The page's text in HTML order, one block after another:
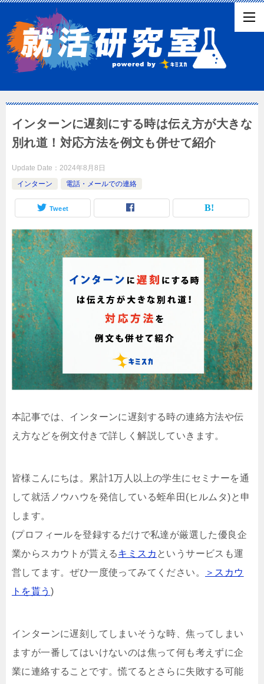
インターンに遅刻にする時は伝え方が大きな
別れ道！対応方法を例文も併せて紹介
Update Date： 2024年8月8日
インターン
電話・メールでの連絡
Tweet
本記事では、インターンに遅刻する時の連絡方法や伝
え方などを例文付きで詳しく解説していきます。
皆様こんにちは。累計1万人以上の学生にセミナーを通
して就活ノウハウを発信している蛭牟田(ヒルムタ)と申
します。
(プロフィールを登録するだけで私達が厳選した優良企
業からスカウトが貰えるキミスカ というサービスも運
営してます。ぜひ一度使ってみてください。
＞スカウ
トを貰う )
インターンに遅刻してしまいそうな時、焦ってしまい
ますが一番してはいけないのは焦って何も考えずに企
業に連絡することです。慌てるとさらに失敗する可能